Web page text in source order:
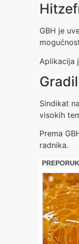
GBH je
Aplikacija
Sindikat
visokih
Prema
radnika.